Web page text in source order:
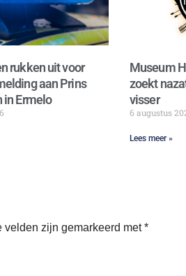
rukken uit voor
aan Prins
in Ermelo
Museum
zoekt
visser
6 augustus
Lees meer »
velden zijn gemarkeerd met*